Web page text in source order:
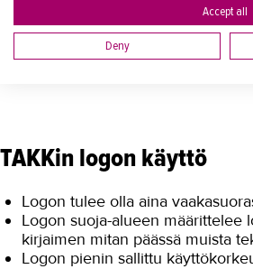
Logot ja esitteet
TAKKin logon käyttö
Logon tulee olla aina
Logon suoja-alueen määrittelee
kirjaimen mitan päässä muista
Logon pienin sallittu
Accept all
Deny